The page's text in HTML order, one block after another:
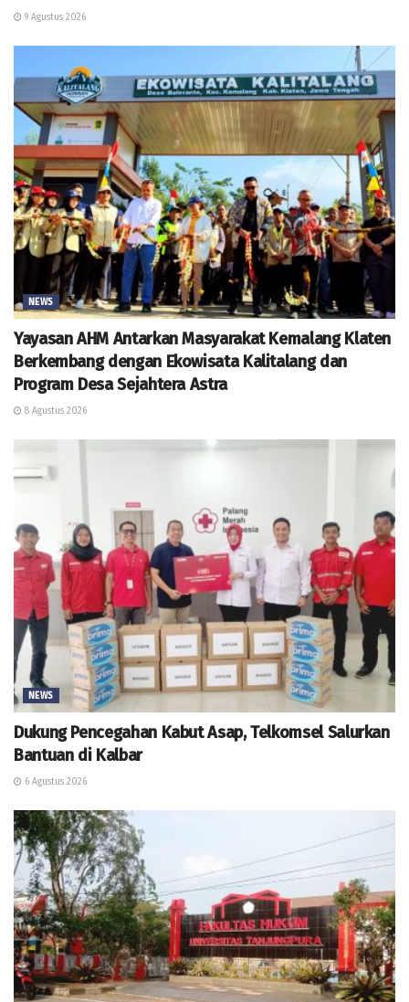
9 Agustus 2026
NEWS
Yayasan AHM Antarkan Masyarakat Kemalang Klaten
Berkembang dengan Ekowisata Kalitalang dan
Program Desa Sejahtera Astra
8 Agustus 2026
NEWS
Dukung Pencegahan Kabut Asap, Telkomsel Salurkan
Bantuan di Kalbar
6 Agustus 2026